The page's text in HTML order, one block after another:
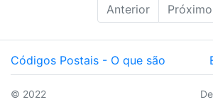
Anterior Próximo
Códigos Postais - O que são
© 2022